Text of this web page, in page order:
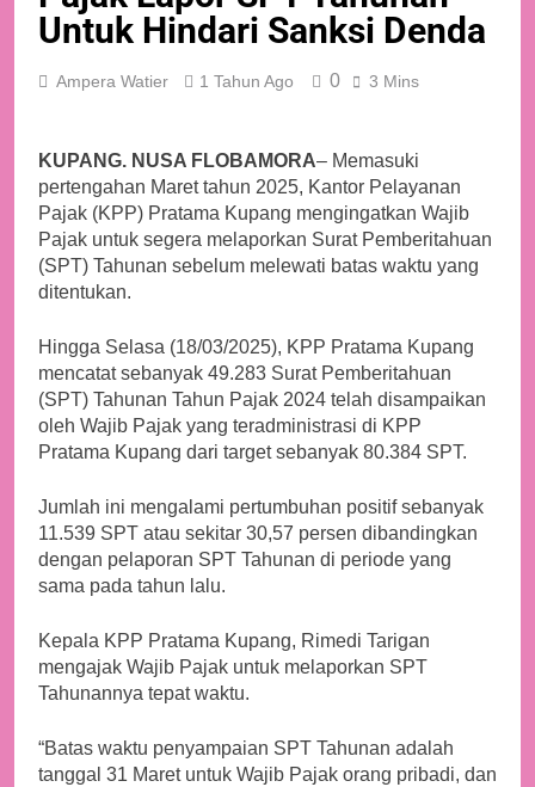
Untuk Hindari Sanksi Denda
Ampera Watier 1 Tahun Ago 0 3 Mins
KUPANG. NUSA FLOBAMORA– Memasuki
pertengahan Maret tahun 2025, Kantor Pelayanan
Pajak (KPP) Pratama Kupang mengingatkan Wajib
Pajak untuk segera melaporkan Surat Pemberitahuan
(SPT) Tahunan sebelum melewati batas waktu yang
ditentukan.
Hingga Selasa (18/03/2025), KPP Pratama Kupang
mencatat sebanyak 49.283 Surat Pemberitahuan
(SPT) Tahunan Tahun Pajak 2024 telah disampaikan
oleh Wajib Pajak yang teradministrasi di KPP
Pratama Kupang dari target sebanyak 80.384 SPT.
Jumlah ini mengalami pertumbuhan positif sebanyak
11.539 SPT atau sekitar 30,57 persen dibandingkan
dengan pelaporan SPT Tahunan di periode yang
sama pada tahun lalu.
Kepala KPP Pratama Kupang, Rimedi Tarigan
mengajak Wajib Pajak untuk melaporkan SPT
Tahunannya tepat waktu.
“Batas waktu penyampaian SPT Tahunan adalah
tanggal 31 Maret untuk Wajib Pajak orang pribadi, dan